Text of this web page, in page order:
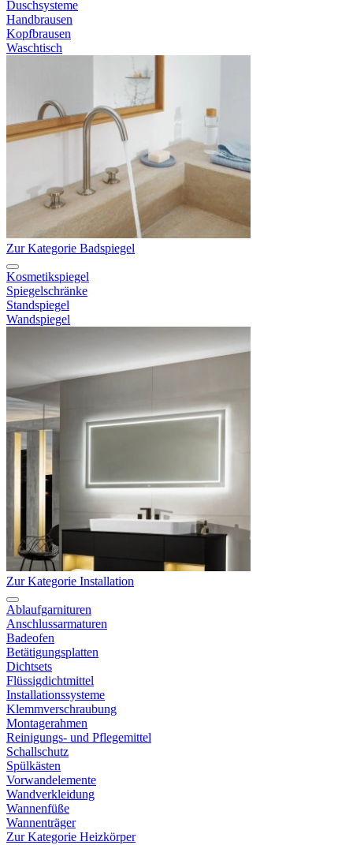
Duschsysteme
Handbrausen
Kopfbrausen
Waschtisch
Zur Kategorie Badspiegel
Kosmetikspiegel
Spiegelschränke
Standspiegel
Wandspiegel
Zur Kategorie Installation
Ablaufgarnituren
Anschlussarmaturen
Badeofen
Betätigungsplatten
Dichtsets
Flüssigdichtmittel
Installationssysteme
Klemmverschraubung
Montagerahmen
Reinigungs- und Pflegemittel
Schallschutz
Spülkästen
Vorwandelemente
Wandverkleidung
Wannenfüße
Wannenträger
Zur Kategorie Heizkörper